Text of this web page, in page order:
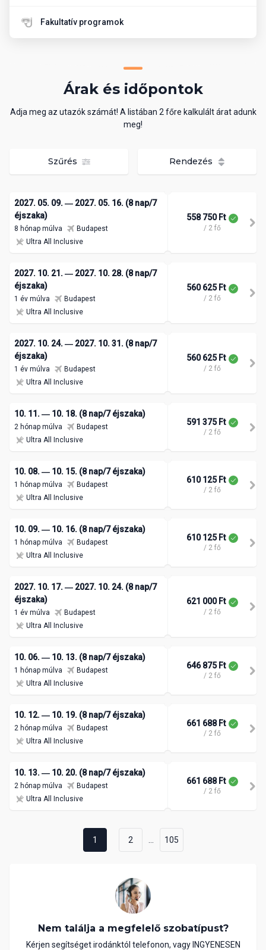
Fakultatív programok
Árak és időpontok
Adja meg az utazók számát! A listában 2 főre kalkulált árat adunk
meg!
Szűrés Rendezés
2027. 05. 09. ― 2027. 05. 16. (8 nap/7
éjszaka)
8 hónap múlva
Budapest
Ultra All Inclusive
558 750 Ft
/ 2 fő
2027. 10. 21. ― 2027. 10. 28. (8 nap/7
éjszaka)
1 év múlva
Budapest
Ultra All Inclusive
560 625 Ft
/ 2 fő
2027. 10. 24. ― 2027. 10. 31. (8 nap/7
éjszaka)
1 év múlva
Budapest
Ultra All Inclusive
560 625 Ft
/ 2 fő
10. 11. ― 10. 18. (8 nap/7 éjszaka)
2 hónap múlva
Budapest
Ultra All Inclusive
591 375 Ft
/ 2 fő
10. 08. ― 10. 15. (8 nap/7 éjszaka)
1 hónap múlva
Budapest
Ultra All Inclusive
610 125 Ft
/ 2 fő
10. 09. ― 10. 16. (8 nap/7 éjszaka)
1 hónap múlva
Budapest
Ultra All Inclusive
610 125 Ft
/ 2 fő
2027. 10. 17. ― 2027. 10. 24. (8 nap/7
éjszaka)
1 év múlva
Budapest
Ultra All Inclusive
621 000 Ft
/ 2 fő
10. 06. ― 10. 13. (8 nap/7 éjszaka)
1 hónap múlva
Budapest
Ultra All Inclusive
646 875 Ft
/ 2 fő
10. 12. ― 10. 19. (8 nap/7 éjszaka)
2 hónap múlva
Budapest
Ultra All Inclusive
661 688 Ft
/ 2 fő
10. 13. ― 10. 20. (8 nap/7 éjszaka)
2 hónap múlva
Budapest
Ultra All Inclusive
661 688 Ft
/ 2 fő
1 2 105
Nem találja a megfelelő szobatípust?
Kérjen segítséget irodánktól telefonon, vagy INGYENESEN